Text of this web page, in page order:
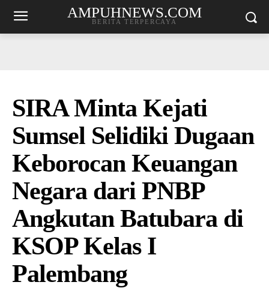
AMPUHNEWS.COM
BERITA TERPERCAYA
SIRA Minta Kejati
Sumsel Selidiki Dugaan
Keborocan Keuangan
Negara dari PNBP
Angkutan Batubara di
KSOP Kelas I
Palembang